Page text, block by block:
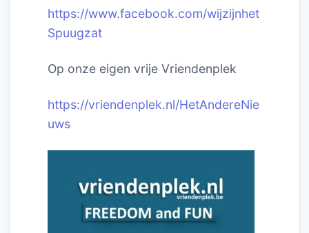
https://www.facebook.com/wijzijnhet
Spuugzat
Op onze eigen vrije Vriendenplek
https://vriendenplek.nl/HetAndereNie
uws